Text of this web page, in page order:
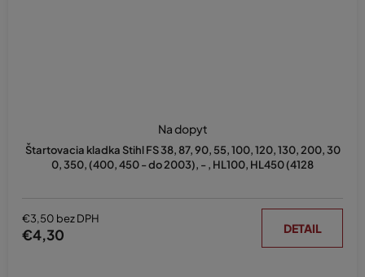
Štartovacia kladka Stihl FS 38, 87, 90, 55, 100, 120, 130, 200, 30
0, 350, (400, 450 - do 2003), - , HL100, HL450 (4128
Na dopyt
€3,50 bez DPH
€4,30 DETAIL